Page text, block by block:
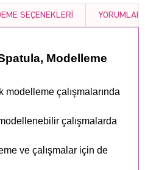
SEÇENEKLERI YORUMLAR
Modelleme
modelleme çalışmalarında
çalışmalarda
ve çalışmalar için de